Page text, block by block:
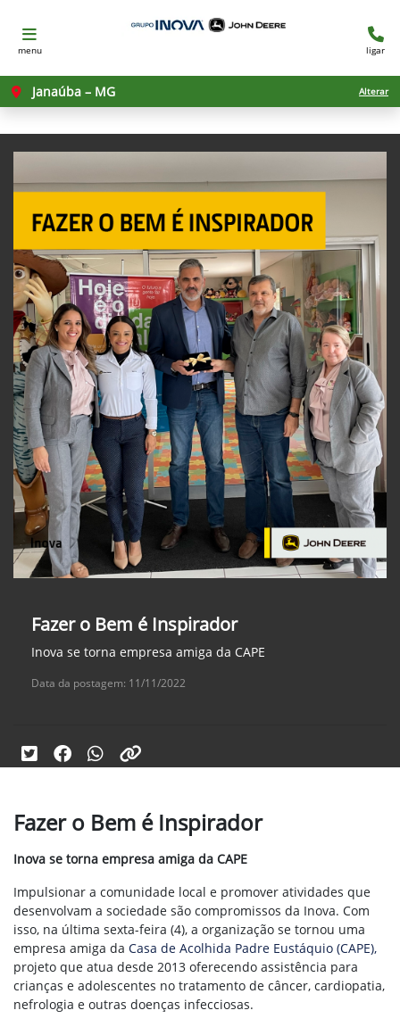
menu ligar
Janaúba – MG Alterar
Fazer o Bem é Inspirador
Inova se torna empresa amiga da CAPE
Data da postagem: 11/11/2022
Fazer o Bem é Inspirador
Inova se torna empresa amiga da CAPE
Impulsionar a comunidade local e promover atividades que
desenvolvam a sociedade são compromissos da Inova. Com
isso, na última sexta-feira (4), a organização se tornou uma
empresa amiga da Casa de Acolhida Padre Eustáquio (CAPE),
projeto que atua desde 2013 oferecendo assistência para
crianças e adolescentes no tratamento de câncer, cardiopatia,
nefrologia e outras doenças infecciosas.